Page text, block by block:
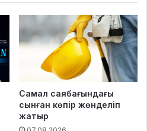
Самал саябағындағы
сынған көпір жөнделіп
жатыр